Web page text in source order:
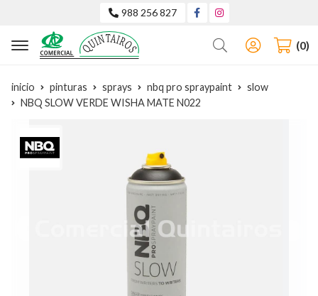
988 256 827
Buscar 0
inicio pinturas sprays nbq pro spraypaint
slow
NBQ SLOW VERDE WISHA MATE N022